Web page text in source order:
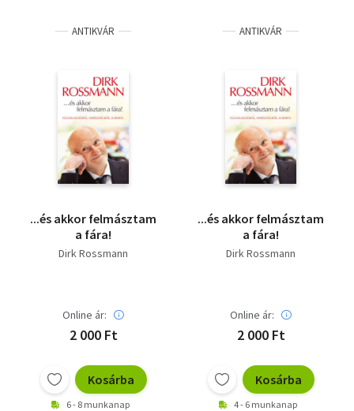
Szakkönyv
Tankönyv, segédkönyv
Társadalomtudomány
Természettudomány
ANTIKVÁR
...és akkor felmásztam
a fára!
Dirk Rossmann
Online ár:
2 000 Ft
Kosárba
6 - 8 munkanap
ANTIKVÁR
...és akkor felmásztam
a fára!
Dirk Rossmann
Online ár:
2 000 Ft
Kosárba
4 - 6 munkanap